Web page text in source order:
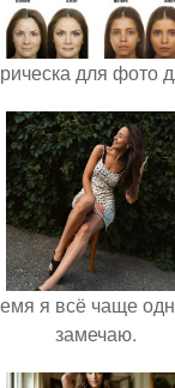
для фото
я всё чаще
замечаю.